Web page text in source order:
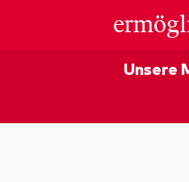
Unsere